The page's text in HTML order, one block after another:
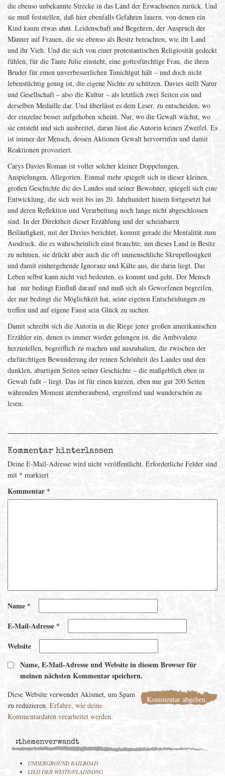
die ebenso unbekannte Strecke in das Land der Erwachsenen zurück. Und
sie muß feststellen, daß hier ebenfalls Gefahren lauern, von denen ein
Kind kaum etwas ahnt. Leidenschaft und Begehren, der Anspruch der
Männer auf Frauen, die sie ebenso als Besitz betrachten, wie ihr Land
und ihr Vieh. Und die sich von einer protestantischen Religiosität gedeckt
fühlen, für die Tante Julie einsteht, eine gottesfürchtige Frau, die ihren
Bruder für einen unverbesserlichen Tunichtgut hält – und doch nicht
lebenstüchtig genug ist, die eigene Nichte zu schützen. Davies stellt Natur
und Gesellschaft – also die Kultur – als letztlich zwei Seiten ein und
derselben Medaille dar. Und überlässt es dem Leser, zu entscheiden, wo
der einzelne besser aufgehoben scheint. Nur, wo die Gewalt wächst, wo
sie entsteht und sich ausbreitet, daran lässt die Autorin keinen Zweifel. Es
ist immer der Mensch, dessen Aktionen Gewalt hervorrufen und damit
Reaktionen provoziert.
Carys Davies Roman ist voller solcher kleiner Doppelungen,
Anspielungen, Allegorien. Einmal mehr spiegelt sich in dieser kleinen,
großen Geschichte die des Landes und seiner Bewohner, spiegelt sich eine
Entwicklung, die sich weit bis ins 20. Jahrhundert hinein fortgesetzt hat
und deren Reflektion und Verarbeitung noch lange nicht abgeschlossen
sind. In der Direktheit dieser Erzählung und der scheinbaren
Beiläufigkeit, mit der Davies berichtet, kommt gerade die Mentalität zum
Ausdruck, die es wahrscheinlich einst brauchte, um dieses Land in Besitz
zu nehmen, sie drückt aber auch die oft unmenschliche Skrupellosigkeit
und damit einhergehende Ignoranz und Kälte aus, die darin liegt. Das
Leben selbst kann nicht viel bedeuten, es kommt und geht. Der Mensch
hat nur bedingt Einfluß darauf und muß sich als Geworfenen begreifen,
der nur bedingt die Möglichkeit hat, seine eigenen Entscheidungen zu
treffen und auf eigene Faust sein Glück zu suchen.
Damit schreibt sich die Autorin in die Riege jener großen amerikanischen
Erzähler ein, denen es immer wieder gelungen ist, die Ambivalenz
herzustellen, begreiflich zu machen und auszuhalten, die zwischen der
ehrfürchtigen Bewunderung der reinen Schönheit des Landes und den
dunklen, abartigen Seiten seiner Geschichte – die maßgeblich eben in
Gewalt fußt – liegt. Das ist für einen kurzen, eben nur gut 200 Seiten
währenden Moment atemberaubend, ergreifend und wunderschön zu
lesen.
Kommentar hinterlassen
Deine E-Mail-Adresse wird nicht veröffentlicht. Erforderliche Felder sind
mit * markiert
Kommentar*
Name *
E-Mail-Adresse*
Website
Name, E-Mail-Adresse und Website in diesem Browser für
meinen nächsten Kommentar speichern.
Diese Website verwendet Akismet, um Spam
zu reduzieren. Erfahre, wie deine
Kommentardaten verarbeitet werden.
:themenverwandt
UNDERGROUND RAILROAD
LIED DER WEITE/PLAINSONG